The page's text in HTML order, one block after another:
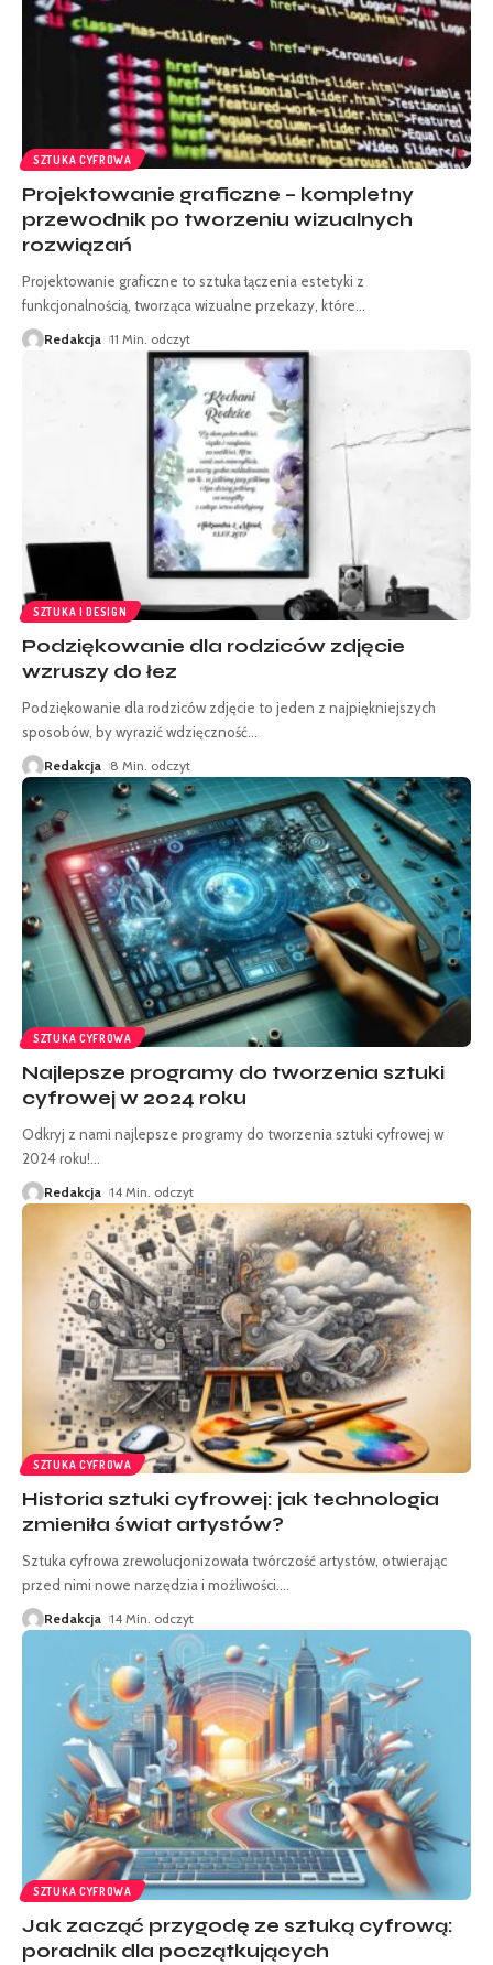
SZTUKA CYFROWA
Projektowanie graficzne – kompletny
przewodnik po tworzeniu wizualnych
rozwiązań
Projektowanie graficzne to sztuka łączenia estetyki z
funkcjonalnością, tworząca wizualne przekazy, które…
Redakcja 11 Min. odczyt
SZTUKA I DESIGN
Podziękowanie dla rodziców zdjęcie
wzruszy do łez
Podziękowanie dla rodziców zdjęcie to jeden z najpiękniejszych
sposobów, by wyrazić wdzięczność
Redakcja 8 Min. odczyt
SZTUKA CYFROWA
Najlepsze programy do tworzenia sztuki
cyfrowej w 2024 roku
Odkryj z nami najlepsze programy do tworzenia sztuki cyfrowej w
2024 roku!
Redakcja 14 Min. odczyt
SZTUKA CYFROWA
Historia sztuki cyfrowej: jak technologia
zmieniła świat artystów?
Sztuka cyfrowa zrewolucjonizowała twórczość artystów, otwierając
przed nimi nowe narzędzia i możliwości.
Redakcja 14 Min. odczyt
SZTUKA CYFROWA
Jak zacząć przygodę ze sztuką cyfrową:
poradnik dla początkujących